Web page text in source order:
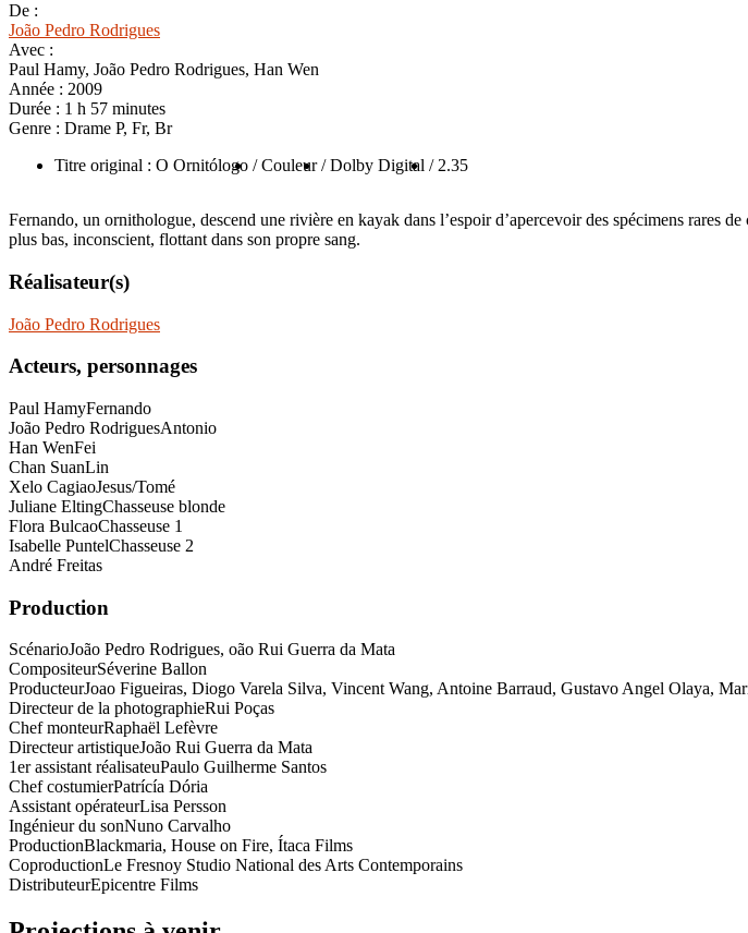
De :
João Pedro Rodrigues
Avec :
Paul Hamy, João Pedro Rodrigues, Han Wen
Année : 2009
Durée : 1 h 57 minutes
Genre : Drame P, Fr, Br
Titre original : O Ornitólogo / Couleur / Dolby Digital / 2.35
Fernando, un ornithologue, descend une rivière en kayak dans l’espoir d’apercevoir des spécimens rares
plus bas, inconscient, flottant dans son propre sang.
Réalisateur(s)
João Pedro Rodrigues
Acteurs, personnages
Paul HamyFernando
João Pedro RodriguesAntonio
Han WenFei
Chan SuanLin
Xelo CagiaoJesus/Tomé
Juliane EltingChasseuse blonde
Flora BulcaoChasseuse 1
Isabelle PuntelChasseuse 2
André Freitas
Production
ScénarioJoão Pedro Rodrigues, oão Rui Guerra da Mata
CompositeurSéverine Ballon
ProducteurJoao Figueiras, Diogo Varela Silva, Vincent Wang, Antoine Barraud, Gustavo Angel Olaya,
Directeur de la photographieRui Poças
Chef monteurRaphaël Lefèvre
Directeur artistiqueJoão Rui Guerra da Mata
1er assistant réalisateuPaulo Guilherme Santos
Chef costumierPatrícía Dória
Assistant opérateurLisa Persson
Ingénieur du sonNuno Carvalho
ProductionBlackmaria, House on Fire, Ítaca Films
CoproductionLe Fresnoy Studio National des Arts Contemporains
DistributeurEpicentre Films